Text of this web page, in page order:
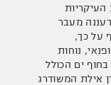
העיקריות
מעבר
על כך,
נוחות
ים הכולל
אילת המשודרג